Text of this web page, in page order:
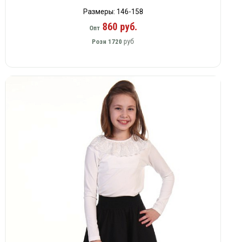
Размеры: 146-158
Опт860 руб.
Розн 1720 руб